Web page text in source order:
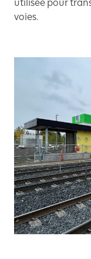
utilisée pour
voies.